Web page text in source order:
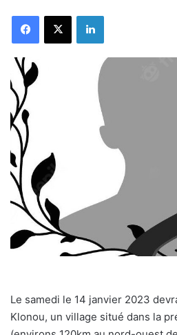
FacebookX Linkedin
Le samedi le 14 janvier 2023
Klonou, un village situé dans la